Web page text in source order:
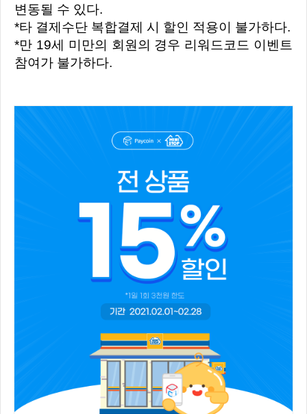
변동될 수 있다.
*타 결제수단 복합결제 시 할인 적용이 불가하다.
*만 19세 미만의 회원의 경우 리워드코드 이벤트
참여가 불가하다.